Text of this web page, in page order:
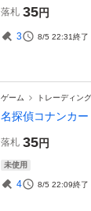
落札 35円
3 8/5 22:31終了
ゲーム トレーディン
名探偵コナンカ
落札 35円
未使用
4 8/5 22:09終了